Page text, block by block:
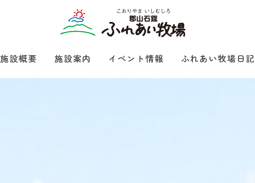
施設概要 施設案内 イベント情報 ふれあい牧場日記